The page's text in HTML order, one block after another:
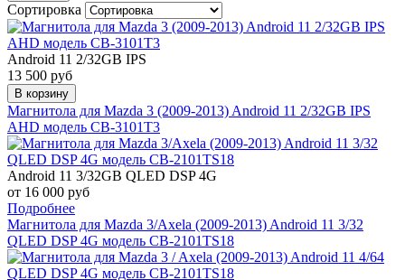
Сортировка
Android 11 2/32GB IPS
13 500 руб
В корзину
Магнитола для Mazda 3 (2009-2013) Android 11 2/32GB IPS
AHD модель CB-3101T3
Android 11 3/32GB QLED DSP 4G
от 16 000 руб
Подробнее
Магнитола для Mazda 3/Axela (2009-2013) Android 11 3/32
QLED DSP 4G модель CB-2101TS18